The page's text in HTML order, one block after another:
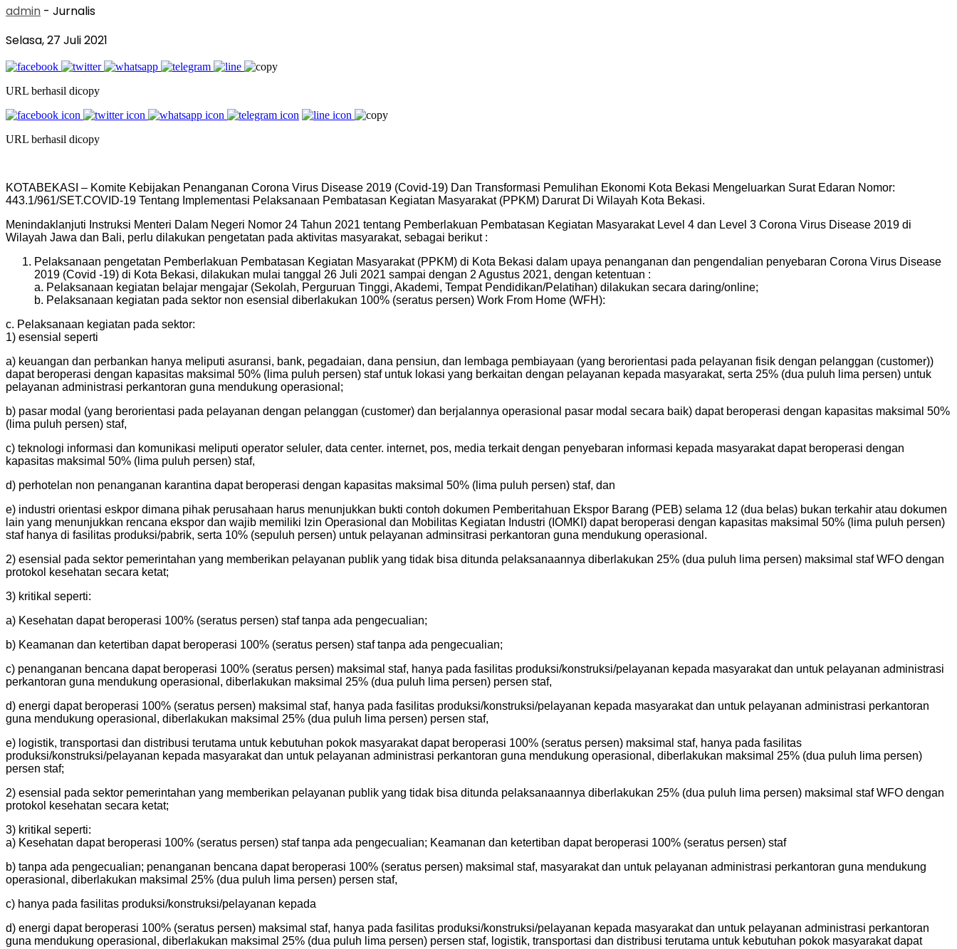
admin - Jurnalis
Selasa, 27 Juli 2021
URL berhasil dicopy
URL berhasil dicopy
KOTABEKASI – Komite Kebijakan Penanganan Corona Virus Disease 2019 (Covid-19) Dan Transformasi Pemulihan Ekonomi Kota Bekasi Mengeluarkan Surat Edaran Nomor:
443.1/961/SET.COVID-19 Tentang Implementasi Pelaksanaan Pembatasan Kegiatan Masyarakat (PPKM) Darurat Di Wilayah Kota Bekasi.
Menindaklanjuti Instruksi Menteri Dalam Negeri Nomor 24 Tahun 2021 tentang Pemberlakuan Pembatasan Kegiatan Masyarakat Level 4 dan Level 3 Corona Virus Disease 2019 di
Wilayah Jawa dan Bali, perlu dilakukan pengetatan pada aktivitas masyarakat, sebagai berikut :
Pelaksanaan pengetatan Pemberlakuan Pembatasan Kegiatan Masyarakat (PPKM) di Kota Bekasi dalam upaya penanganan dan pengendalian penyebaran Corona Virus Disease
2019 (Covid -19) di Kota Bekasi, dilakukan mulai tanggal 26 Juli 2021 sampai dengan 2 Agustus 2021, dengan ketentuan :
a. Pelaksanaan kegiatan belajar mengajar (Sekolah, Perguruan Tinggi, Akademi, Tempat Pendidikan/Pelatihan) dilakukan secara daring/online;
b. Pelaksanaan kegiatan pada sektor non esensial diberlakukan 100% (seratus persen) Work From Home (WFH):
c. Pelaksanaan kegiatan pada sektor:
1) esensial seperti
a) keuangan dan perbankan hanya meliputi asuransi, bank, pegadaian, dana pensiun, dan lembaga pembiayaan (yang berorientasi pada pelayanan fisik dengan pelanggan (customer))
dapat beroperasi dengan kapasitas maksimal 50% (lima puluh persen) staf untuk lokasi yang berkaitan dengan pelayanan kepada masyarakat, serta 25% (dua puluh lima persen) untuk
pelayanan administrasi perkantoran guna mendukung operasional;
b) pasar modal (yang berorientasi pada pelayanan dengan pelanggan (customer) dan berjalannya operasional pasar modal secara baik) dapat beroperasi dengan kapasitas maksimal 50%
(lima puluh persen) staf,
c) teknologi informasi dan komunikasi meliputi operator seluler, data center. internet, pos, media terkait dengan penyebaran informasi kepada masyarakat dapat beroperasi dengan
kapasitas maksimal 50% (lima puluh persen) staf,
d) perhotelan non penanganan karantina dapat beroperasi dengan kapasitas maksimal 50% (lima puluh persen) staf, dan
e) industri orientasi eskpor dimana pihak perusahaan harus menunjukkan bukti contoh dokumen Pemberitahuan Ekspor Barang (PEB) selama 12 (dua belas) bukan terkahir atau dokumen
lain yang menunjukkan rencana ekspor dan wajib memiliki Izin Operasional dan Mobilitas Kegiatan Industri (IOMKI) dapat beroperasi dengan kapasitas maksimal 50% (lima puluh persen)
staf hanya di fasilitas produksi/pabrik, serta 10% (sepuluh persen) untuk pelayanan adminsitrasi perkantoran guna mendukung operasional.
2) esensial pada sektor pemerintahan yang memberikan pelayanan publik yang tidak bisa ditunda pelaksanaannya diberlakukan 25% (dua puluh lima persen) maksimal staf WFO dengan
protokol kesehatan secara ketat;
3) kritikal seperti:
a) Kesehatan dapat beroperasi 100% (seratus persen) staf tanpa ada pengecualian;
b) Keamanan dan ketertiban dapat beroperasi 100% (seratus persen) staf tanpa ada pengecualian;
c) penanganan bencana dapat beroperasi 100% (seratus persen) maksimal staf, hanya pada fasilitas produksi/konstruksi/pelayanan kepada masyarakat dan untuk pelayanan administrasi
perkantoran guna mendukung operasional, diberlakukan maksimal 25% (dua puluh lima persen) persen staf,
d) energi dapat beroperasi 100% (seratus persen) maksimal staf, hanya pada fasilitas produksi/konstruksi/pelayanan kepada masyarakat dan untuk pelayanan administrasi perkantoran
guna mendukung operasional, diberlakukan maksimal 25% (dua puluh lima persen) persen staf,
e) logistik, transportasi dan distribusi terutama untuk kebutuhan pokok masyarakat dapat beroperasi 100% (seratus persen) maksimal staf, hanya pada fasilitas
produksi/konstruksi/pelayanan kepada masyarakat dan untuk pelayanan administrasi perkantoran guna mendukung operasional, diberlakukan maksimal 25% (dua puluh lima persen)
persen staf;
2) esensial pada sektor pemerintahan yang memberikan pelayanan publik yang tidak bisa ditunda pelaksanaannya diberlakukan 25% (dua puluh lima persen) maksimal staf WFO dengan
protokol kesehatan secara ketat;
3) kritikal seperti:
a) Kesehatan dapat beroperasi 100% (seratus persen) staf tanpa ada pengecualian; Keamanan dan ketertiban dapat beroperasi 100% (seratus persen) staf
b) tanpa ada pengecualian; penanganan bencana dapat beroperasi 100% (seratus persen) maksimal staf, masyarakat dan untuk pelayanan administrasi perkantoran guna mendukung
operasional, diberlakukan maksimal 25% (dua puluh lima persen) persen staf,
c) hanya pada fasilitas produksi/konstruksi/pelayanan kepada
d) energi dapat beroperasi 100% (seratus persen) maksimal staf, hanya pada fasilitas produksi/konstruksi/pelayanan kepada masyarakat dan untuk pelayanan administrasi perkantoran
guna mendukung operasional, diberlakukan maksimal 25% (dua puluh lima persen) persen staf, logistik, transportasi dan distribusi terutama untuk kebutuhan pokok masyarakat dapat